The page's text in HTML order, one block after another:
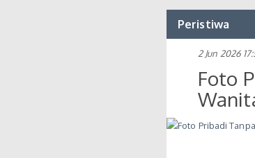
Peristiwa
2 Jun 2026
Foto